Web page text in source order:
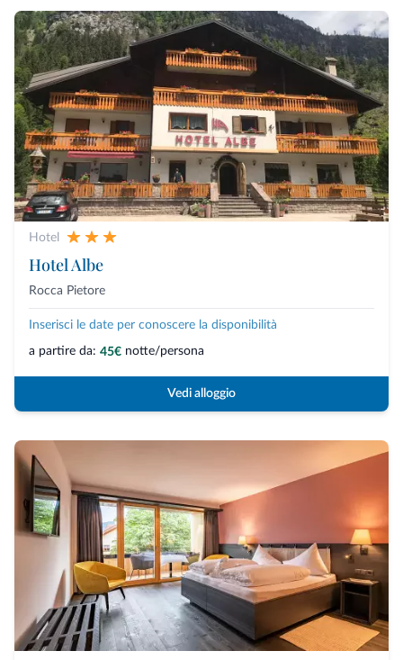
Hotel
Hotel Albe
Rocca Pietore
Inserisci le date per conoscere la disponibilità
a partire da: 45€ notte/persona
Vedi alloggio